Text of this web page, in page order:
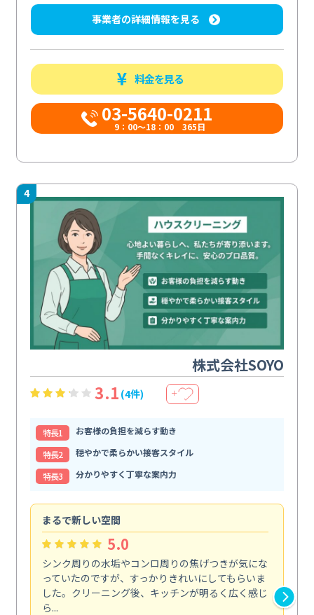
事業者の詳細情報を見る
料金を見る
03-5640-0211
9：00～18：00 365日
4
株式会社SOYO
3.1 (4件) ＋
特⻑1
お客様の負担を減らす動き
特⻑2
穏やかで柔らかい接客スタイル
特⻑3
分かりやすく丁寧な案内力
まるで新しい空間
5.0
シンク周りの水垢やコンロ周りの焦げつきが気にな
っていたのですが、すっかりきれいにしてもらいま
した。クリーニング後、キッチンが明るく広く感じ
ら...